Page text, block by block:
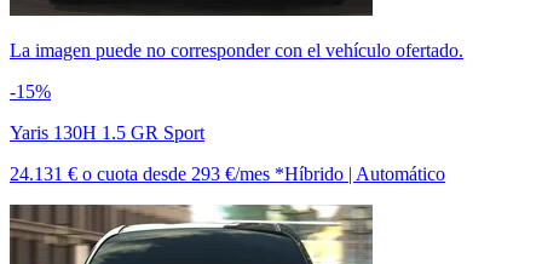
La imagen puede no corresponder con el vehículo ofertado.
-15%
Yaris 130H 1.5 GR Sport
24.131 € o cuota desde 293 €/mes *Híbrido | Automático